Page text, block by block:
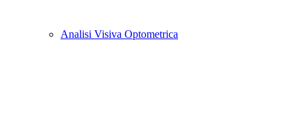
Analisi Visiva Optometrica